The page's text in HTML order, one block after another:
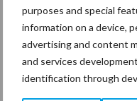
purposes and special
information on a device,
advertising and content
and services
identification through